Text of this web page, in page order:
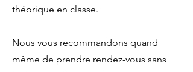
théorique en classe.
Nous vous recommandons quand
même de prendre rendez-vous sans